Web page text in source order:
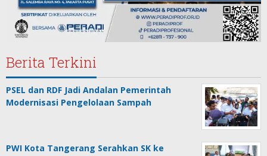
Berita Terkini
PSEL dan RDF Jadi Andalan Pemerintah
Modernisasi Pengelolaan Sampah
PWI Kota Tangerang Serahkan SK ke